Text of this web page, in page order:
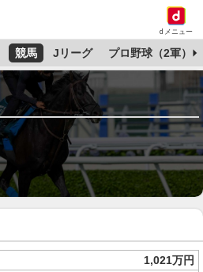
dメニュー
競馬 Jリーグ プロ野球（2軍）
1,021万円